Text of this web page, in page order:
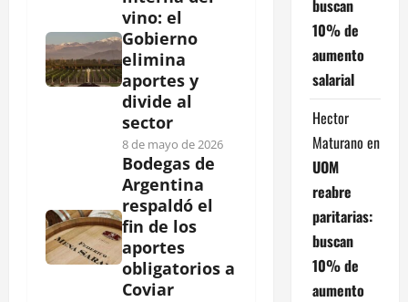
vino: el
Gobierno
elimina
aportes y
divide al
sector
8 de mayo de 2026
Bodegas de
Argentina
respaldó el
fin de los
aportes
obligatorios a
Coviar
buscan
10% de
aumento
salarial
Hector
Maturano en
UOM
reabre
paritarias:
buscan
10% de
aumento